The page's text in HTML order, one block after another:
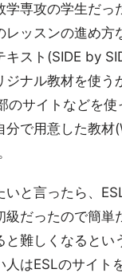
学専攻の学生だっ
ッスンの進め方
スト(SIDE by
ジナル教材を使う
のサイトなどを使
分で用意した教材
いと言ったら、
級だったので簡単
と難しくなるとい
人はESLのサイト